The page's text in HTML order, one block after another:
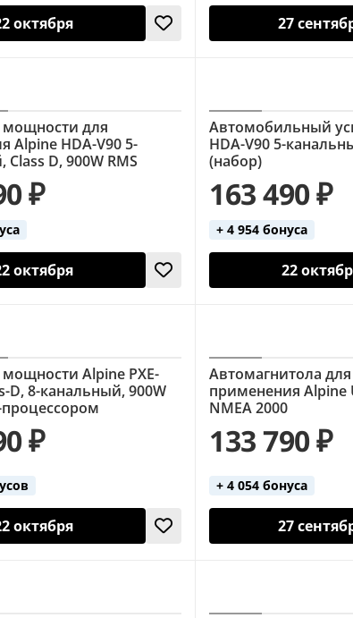
октября 27
мощности для
Alpine HDA-V90 5-
D, 900W RMS
₽
октября
Автомобильный
HDA-V90 5-
(набор)
163 490 ₽
+ 4 954 бонуса
22
Alpine PXE-
D, 8-канальный, 900W
процессором
₽
октября
Автомагнитола
применения Alpine
NMEA 2000
133 790 ₽
+ 4 054 бонуса
27